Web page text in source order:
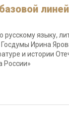
языку,
Ирина
и истории
России»